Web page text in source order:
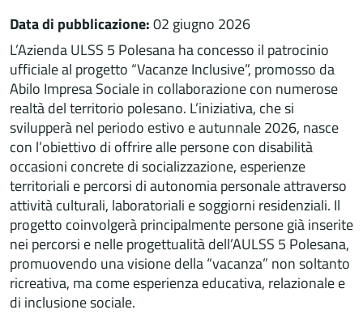
Data di pubblicazione:02 giugno 2026
L’Azienda ULSS 5 Polesana ha concesso il patrocinio
ufficiale al progetto “Vacanze Inclusive”, promosso da
Abilo Impresa Sociale in collaborazione con numerose
realtà del territorio polesano. L’iniziativa, che si
svilupperà nel periodo estivo e autunnale 2026, nasce
con l’obiettivo di offrire alle persone con disabilità
occasioni concrete di socializzazione, esperienze
territoriali e percorsi di autonomia personale attraverso
attività culturali, laboratoriali e soggiorni residenziali. Il
progetto coinvolgerà principalmente persone già inserite
nei percorsi e nelle progettualità dell’AULSS 5 Polesana,
promuovendo una visione della “vacanza” non soltanto
ricreativa, ma come esperienza educativa, relazionale e
di inclusione sociale.